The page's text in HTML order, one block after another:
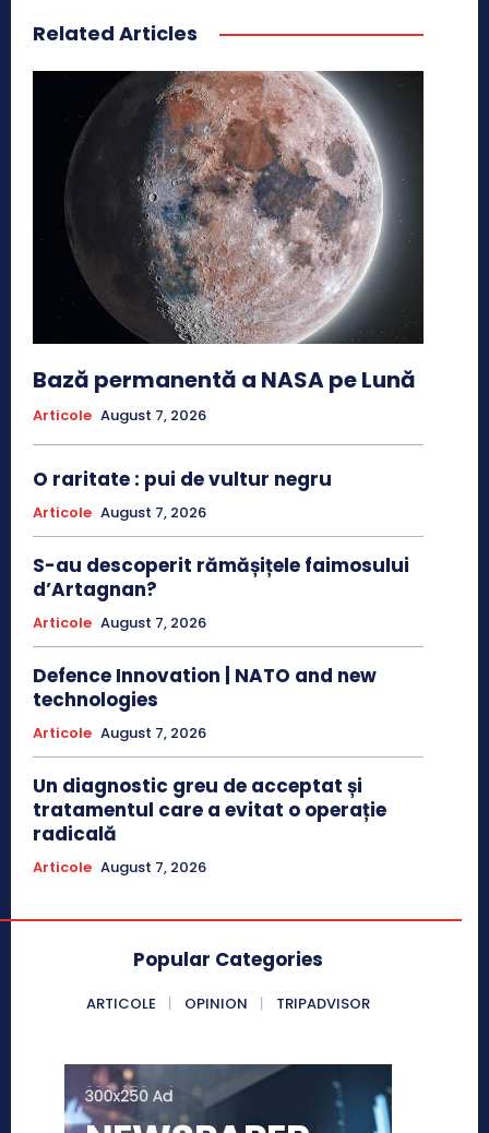
Related Articles
Bază permanentă a NASA pe Lună
Articole August 7, 2026
O raritate : pui de vultur negru
Articole August 7, 2026
S-au descoperit rămășițele faimosului
d’Artagnan?
Articole August 7, 2026
Defence Innovation | NATO and new
technologies
Articole August 7, 2026
Un diagnostic greu de acceptat și
tratamentul care a evitat o operație
radicală
Articole August 7, 2026
Popular Categories
ARTICOLE OPINION TRIPADVISOR